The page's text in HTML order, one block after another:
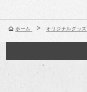
ホーム > オリジナルグッズ